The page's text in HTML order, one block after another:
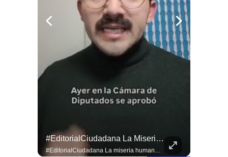
#EditorialCiudadana La Miseria Humana De La Derecha No Tiene Límites.
#EditorialCiudadana La miseria humana de la derecha no tiene límites. Senadores corruptos como Camila Flores y Alejandro Kusanovic buscan dejar en libertad a los criminales de la Revuelta Popular, entre los cuales se encuentra quien cegó a @fabiolacampillai_senadora. Ni un paso atrás frente a los delincuentes.